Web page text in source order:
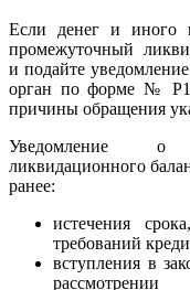
Если денег и иного
промежуточный
и подайте
орган по форме №
причины обращения
Уведомление о
ликвидационного
ранее:
истечения
требований
вступления в